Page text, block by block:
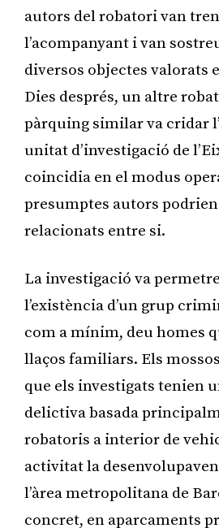
autors del robatori van
l’acompanyant i van
diversos objectes valorats
Dies després, un altre
pàrquing similar va cridar
unitat d’investigació de
coincidia en el modus
presumptes autors
relacionats entre si.
La investigació va
l’existència d’un grup
com a mínim, deu homes
llaços familiars. Els
que els investigats tenien
delictiva basada
robatoris a interior de
activitat la
l’àrea metropolitana de
concret, en aparcaments